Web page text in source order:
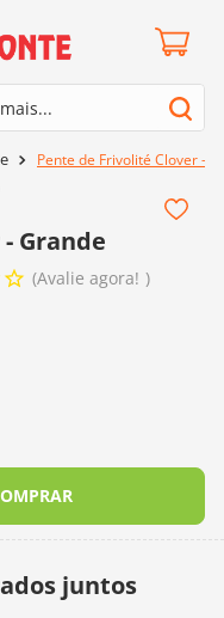
mais...
Pente de Frivolité Clover -
Grande
Avalie agora!